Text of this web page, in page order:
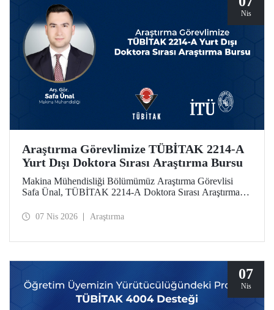
Nis
Araştırma Görevlimize TÜBİTAK 2214-A
Yurt Dışı Doktora Sırası Araştırma Bursu
Makina Mühendisliği Bölümümüz Araştırma Görevlisi
Safa Ünal, TÜBİTAK 2214-A Doktora Sırası Araştırma
07 Nis 2026 Araştırma
07
Nis